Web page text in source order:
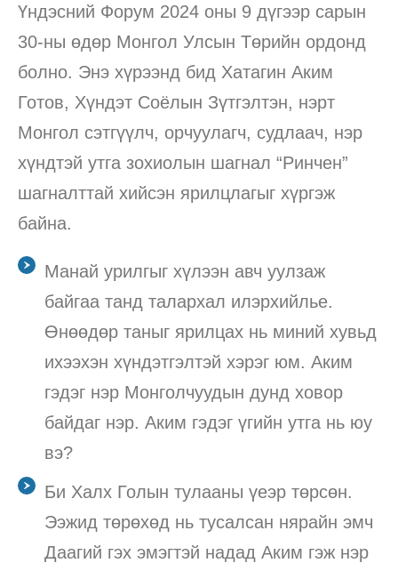
Үндэсний Форум 2024 оны 9 дүгээр сарын
30-ны өдөр Монгол Улсын Төрийн ордонд
болно. Энэ хүрээнд бид Хатагин Аким
Готов, Хүндэт Соёлын Зүтгэлтэн, нэрт
Монгол сэтгүүлч, орчуулагч, судлаач, нэр
хүндтэй утга зохиолын шагнал “Ринчен”
шагналттай хийсэн ярилцлагыг хүргэж
байна.
Манай урилгыг хүлээн авч уулзаж
байгаа танд талархал илэрхийлье.
Өнөөдөр таныг ярилцах нь миний хувьд
ихээхэн хүндэтгэлтэй хэрэг юм. Аким
гэдэг нэр Монголчуудын дунд ховор
байдаг нэр. Аким гэдэг үгийн утга нь юу
вэ?
Би Халх Голын тулааны үеэр төрсөн.
Ээжид төрөхөд нь тусалсан нярайн эмч
Даагий гэх эмэгтэй надад Аким гэж нэр